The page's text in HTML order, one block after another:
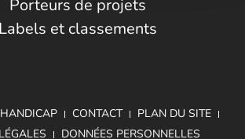
Porteurs de projets
Labels et classements
CONTACT
PLAN DU SITE
DONNÉES PERSONNELLES